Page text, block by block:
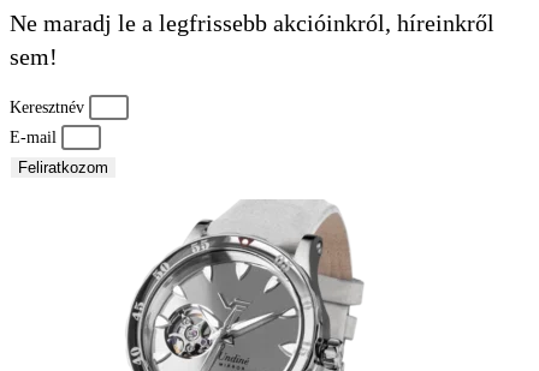
Ne maradj le a legfrissebb akcióinkról, híreinkről
sem!
Keresztnév
E-mail
Feliratkozom